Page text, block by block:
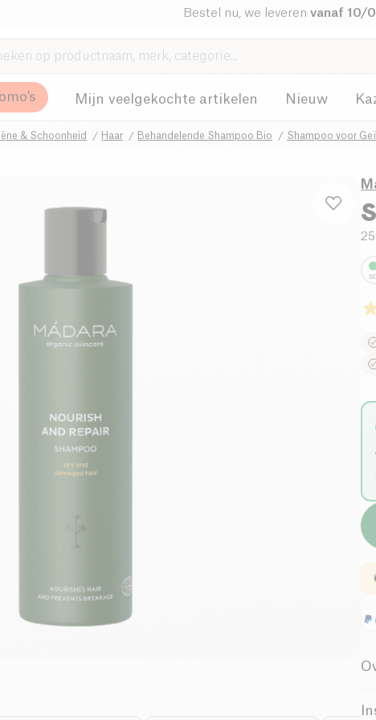
Bestel nu, we leveren vanaf 10/
Mijn veelgekochte artikelen Nieuw
& Schoonheid Haar Behandelende Shampoo Bio Shampoo voor